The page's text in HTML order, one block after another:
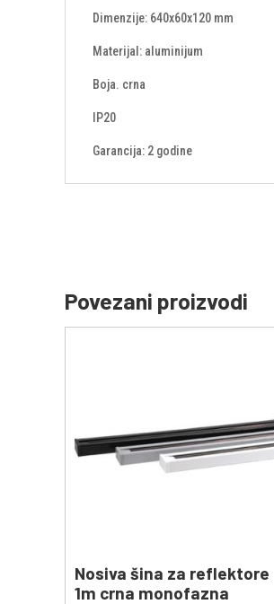
Dimenzije: 640x60x120 mm
Materijal: aluminijum
Boja. crna
IP20
Garancija: 2 godine
Povezani proizvodi
Nosiva šina za reflektore
1m crna monofazna